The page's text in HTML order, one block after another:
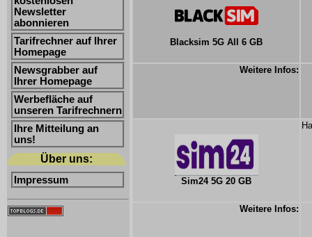
Newsletter
abonnieren
Tarifrechner auf Ihrer
Homepage
Newsgrabber auf
Ihrer Homepage
Werbefläche auf
unseren Tarifrechnern
Ihre Mitteilung an
uns!
Über uns:
Impressum
Blacksim 5G All 6 GB
Weitere Infos:
Sim24 5G 20 GB
Weitere Infos: